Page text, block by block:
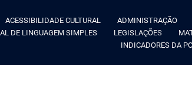
ACESSIBILIDADE CULTURAL ADMINISTRAÇÃO
DE LINGUAGEM SIMPLES
LEGISLAÇÕES
INDICADORES DA